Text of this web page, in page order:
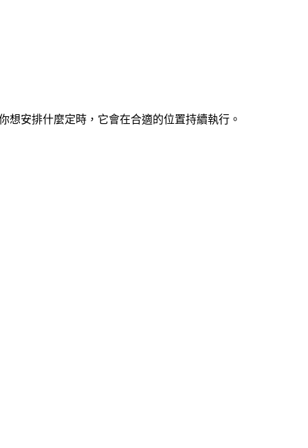
想安排什麼定時，它會在合適的位置持續執行。